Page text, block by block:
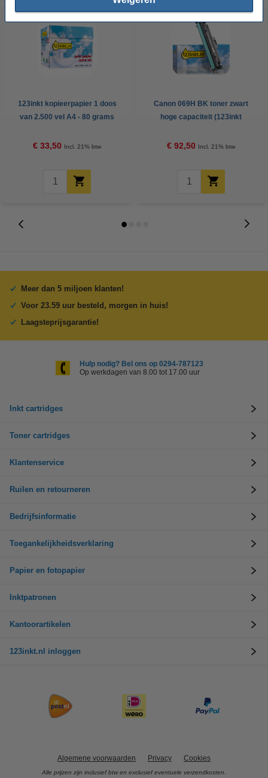
123inkt kopieerpapier 1 doos
van 2.500 vel A4 - 80 grams
€ 33,50 Incl. 21% btw
Canon 069H BK toner zwart
hoge capaciteit (123inkt
€ 92,50 Incl. 21% btw
Meer dan 5 miljoen klanten!
Voor 23.59 uur besteld, morgen in huis!
Laagsteprijsgarantie!
Hulp nodig? Bel ons op 0294-787123
Op werkdagen van 8.00 tot 17.00 uur
Inkt cartridges
Toner cartridges
Klantenservice
Ruilen en retourneren
Bedrijfsinformatie
Toegankelijkheidsverklaring
Papier en fotopapier
Inktpatronen
Kantoorartikelen
123inkt.nl inloggen
Algemene voorwaarden Privacy Cookies
Alle prijzen zijn inclusief btw en exclusief eventuele verzendkosten.